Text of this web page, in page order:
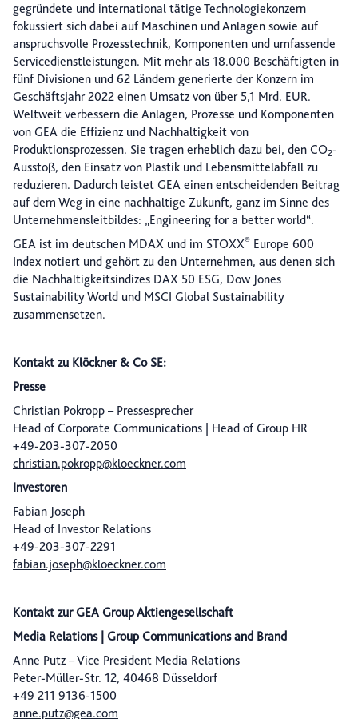
gegründete und international tätige Technologiekonzern
fokussiert sich dabei auf Maschinen und Anlagen sowie auf
anspruchsvolle Prozesstechnik, Komponenten und umfassende
Servicedienstleistungen. Mit mehr als 18.000 Beschäftigten in
fünf Divisionen und 62 Ländern generierte der Konzern im
Geschäftsjahr 2022 einen Umsatz von über 5,1 Mrd. EUR.
Weltweit verbessern die Anlagen, Prozesse und Komponenten
von GEA die Effizienz und Nachhaltigkeit von
Produktionsprozessen. Sie tragen erheblich dazu bei, den CO2-
Ausstoß, den Einsatz von Plastik und Lebensmittelabfall zu
reduzieren. Dadurch leistet GEA einen entscheidenden Beitrag
auf dem Weg in eine nachhaltige Zukunft, ganz im Sinne des
Unternehmensleitbildes: „Engineering for a better world“.
GEA ist im deutschen MDAX und im STOXX® Europe 600
Index notiert und gehört zu den Unternehmen, aus denen sich
die Nachhaltigkeitsindizes DAX 50 ESG, Dow Jones
Sustainability World und MSCI Global Sustainability
zusammensetzen.
Kontakt zu Klöckner & Co SE:
Presse
Christian Pokropp – Pressesprecher
Head of Corporate Communications | Head of Group HR
+49-203-307-2050
christian.pokropp@kloeckner.com
Investoren
Fabian Joseph
Head of Investor Relations
+49-203-307-2291
fabian.joseph@kloeckner.com
Kontakt zur GEA Group Aktiengesellschaft
Media Relations | Group Communications and Brand
Anne Putz – Vice President Media Relations
Peter-Müller-Str. 12, 40468 Düsseldorf
+49 211 9136-1500
anne.putz@gea.com